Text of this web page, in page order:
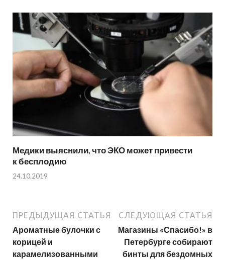
Медики выяснили, что ЭКО может привести
к бесплодию
24.10.2019
ПРЕДЫДУЩАЯ СТАТЬЯ
Ароматные булочки с
корицей и
карамелизованными
СЛЕДУЮЩАЯ СТАТЬЯ
Магазины «Спасибо!» в
Петербурге собирают
бинты для бездомных